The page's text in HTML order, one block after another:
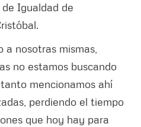
Igualdad de
a nosotras mismas,
no estamos buscando
mencionamos ahí
perdiendo el tiempo
que hoy hay para